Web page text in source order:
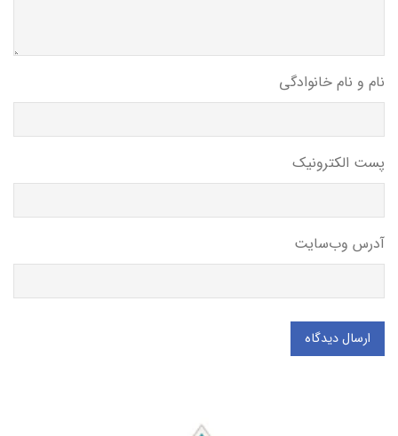
نام و نام خانوادگی
پست الکترونیک
آدرس وب‌سایت
ارسال دیدگاه